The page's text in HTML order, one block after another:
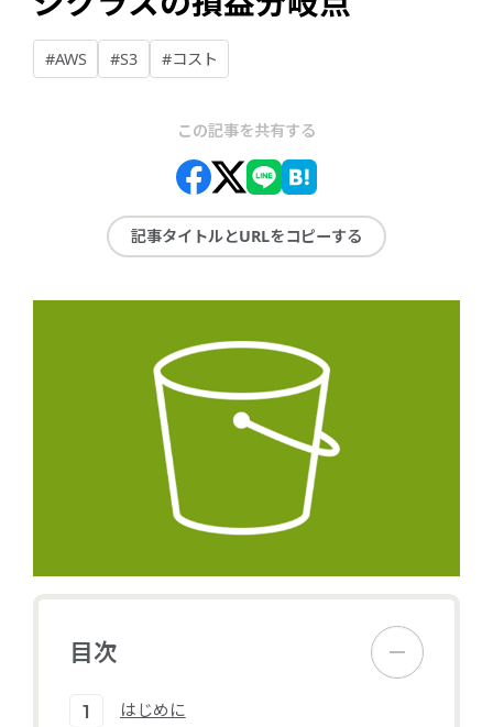
#AWS #S3 #コスト
この記事を共有する
記事タイトルとURLをコピーする
目次
はじめに